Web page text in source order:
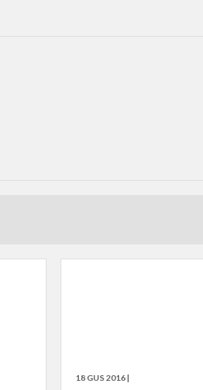
18 GUS 2016 |